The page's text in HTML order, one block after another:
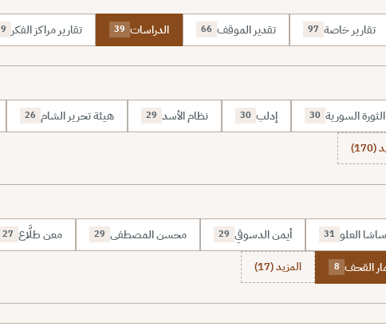
تقارير خاصة 97 تقدير الموقف 66 الدراسات 39 تقارير مراكز الفكر 9
الثورة السورية 30 إدلب 30 نظام الأسد 29 هيئة تحرير الشام 26
ساشا العلو 31 أيمن الدسوقي 29 محسن المصطفى 29 معن طلَّاع 27
القحف 8 المزيد (17)